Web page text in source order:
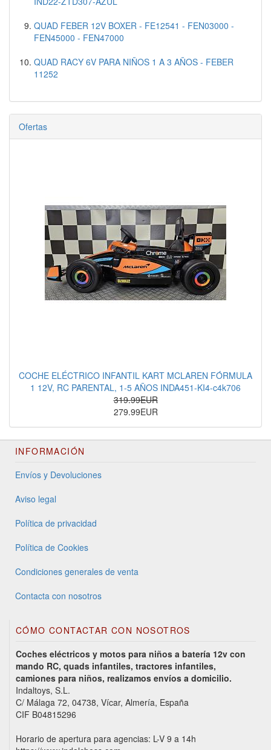
QUAD FEBER 12V BOXER - FE12541 - FEN03000 -
FEN45000 - FEN47000
QUAD RACY 6V PARA NIÑOS 1 A 3 AÑOS - FEBER
11252
Ofertas
COCHE ELÉCTRICO INFANTIL KART MCLAREN FÓRMULA
1 12V, RC PARENTAL, 1-5 AÑOS INDA451-KI4-c4k706
319.99EUR
279.99EUR
INFORMACIÓN
Envíos y Devoluciones
Aviso legal
Política de privacidad
Política de Cookies
Condiciones generales de venta
Contacta con nosotros
CÓMO CONTACTAR CON NOSOTROS
Coches eléctricos y motos para niños a batería 12v con
mando RC, quads infantiles, tractores infantiles,
camiones para niños, realizamos envíos a domicilio.
Indaltoys, S.L.
C/ Málaga 72, 04738, Vícar, Almería, España
CIF B04815296
Horario de apertura para agencias: L-V 9 a 14h